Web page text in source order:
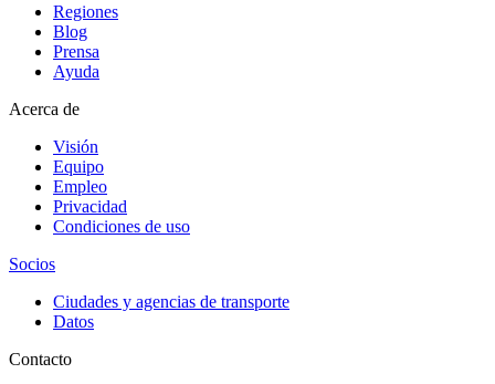
Regiones
Blog
Prensa
Ayuda
Acerca de
Visión
Equipo
Empleo
Privacidad
Condiciones de uso
Socios
Ciudades y agencias de transporte
Datos
Contacto